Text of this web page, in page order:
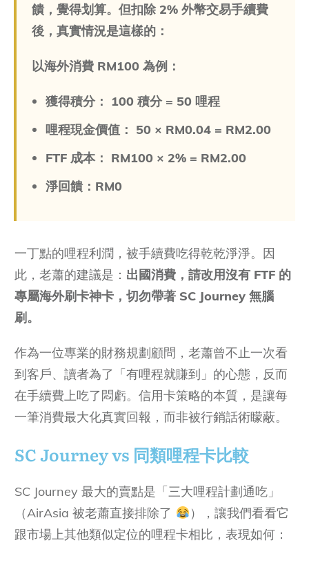
饋，覺得划算。但扣除 2% 外幣交易手續費
後，真實情況是這樣的：
以海外消費 RM100 為例：
獲得積分： 100 積分 = 50 哩程
哩程現金價值： 50 × RM0.04 = RM2.00
FTF 成本： RM100 × 2% = RM2.00
淨回饋：RM0
一丁點的哩程利潤，被手續費吃得乾乾淨淨。因
此，老蕭的建議是： 出國消費，請改用沒有 FTF 的
專屬海外刷卡神卡，切勿帶著 SC Journey 無腦
刷。
作為一位專業的財務規劃顧問，老蕭曾不止一次看
到客戶、讀者為了「有哩程就賺到」的心態，反而
在手續費上吃了悶虧。信用卡策略的本質，是讓每
一筆消費最大化真實回報，而非被行銷話術矇蔽。
SC Journey vs 同類哩程卡比較
SC Journey 最大的賣點是「三大哩程計劃通吃」
（AirAsia 被老蕭直接排除了
），讓我們看看它
跟市場上其他類似定位的哩程卡相比，表現如何：